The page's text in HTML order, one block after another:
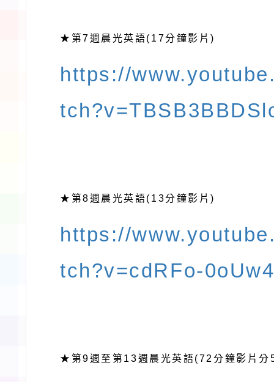
★ 第7週 晨光英語(17分鐘影片)
https://
★ 第8週 晨光英語(13分鐘影片)
https://
tch?v=cdRFo-
★ 第9週 至第13週 晨光英語(72分鐘影片分